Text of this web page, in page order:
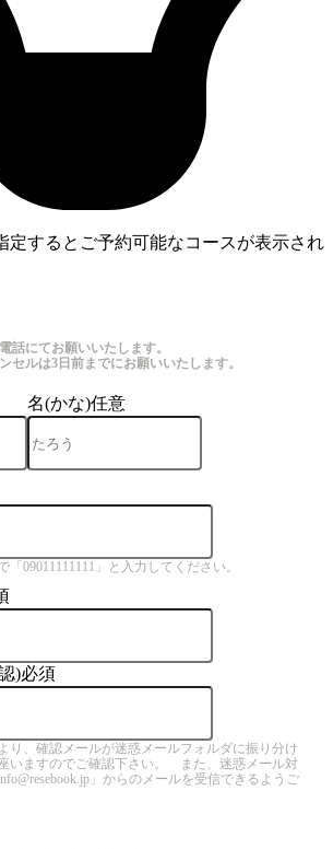
定するとご予約可能なコースが表示され
話にてお願いいたします。
セルは3日前までにお願いいたします。
名(かな)任意
09011111111」と入力してください。
)必須
り、確認メールが迷惑メールフォルダに振り分け
いますのでご確認下さい。 また、迷惑メール対
」からのメールを受信できるようご